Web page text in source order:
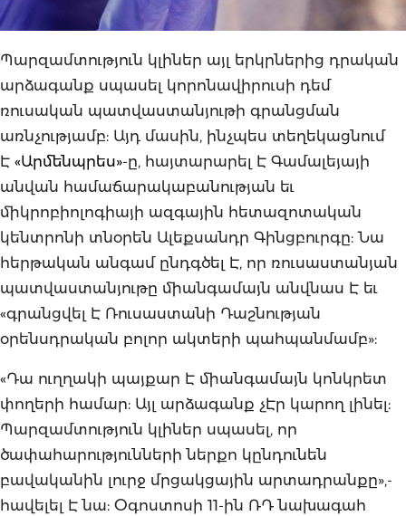
Պարզամտություն կլիներ այլ երկրներից դրական
արձագանք սպասել կորոնավիրուսի դեմ
ռուսական պատվաստանյութի գրանցման
առնչությամբ: Այդ մասին, ինչպես տեղեկացնում
Է «Արմենպրես»-ը, հայտարարել Է Գամալեյայի
անվան համաճարակաբանության եւ
միկրոբիոլոգիայի ազգային հետազոտական
կենտրոնի տնօրեն Ալեքսանդր Գինցբուրգը: Նա
հերթական անգամ ընդգծել Է, որ ռուսաստանյան
պատվաստանյութը միանգամայն անվնաս Է եւ
«գրանցվել Է Ռուսաստանի Դաշնության
օրենսդրական բոլոր ակտերի պահպանմամբ»:
«Դա ուղղակի պայքար Է միանգամայն կոնկրետ
փողերի համար: Այլ արձագանք չԷր կարող լինել:
Պարզամտություն կլիներ սպասել, որ
ծափահարությունների ներքո կընդունեն
բավականին լուրջ մրցակցային արտադրանքը»,-
հավելել Է նա: Օգոստոսի 11-ին ՌԴ նախագահ